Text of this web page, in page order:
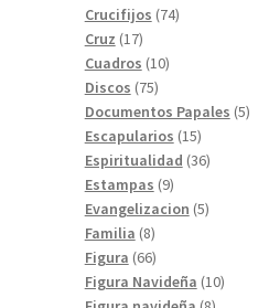
productos
Crucifijos 7474
Cruz 1717
productos
Cuadros 1010
Discos 7575
productos
Documentos Papales 55
Escapularios 1515
productos
Espiritualidad 3636
Estampas 99
productos
Evangelizacion 55
Familia 88
productos
Figura 6666
productos
Figura Navideña 1010